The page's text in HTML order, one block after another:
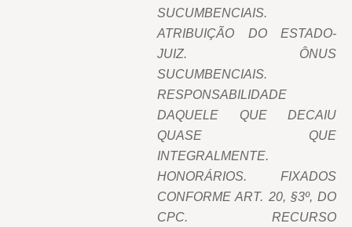
SUCUMBENCIAIS.
ATRIBUIÇÃO DO ESTADO-
JUIZ. ÔNUS
SUCUMBENCIAIS.
RESPONSABILIDADE
DAQUELE QUE DECAIU
QUASE QUE
INTEGRALMENTE.
HONORÁRIOS. FIXADOS
CONFORME ART. 20, §3º, DO
CPC. RECURSO